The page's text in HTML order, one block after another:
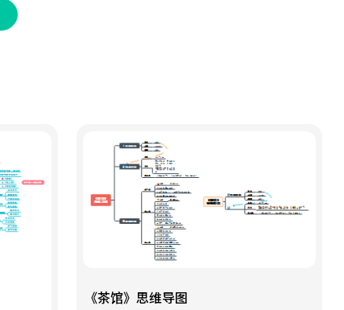
《茶馆》思维导图